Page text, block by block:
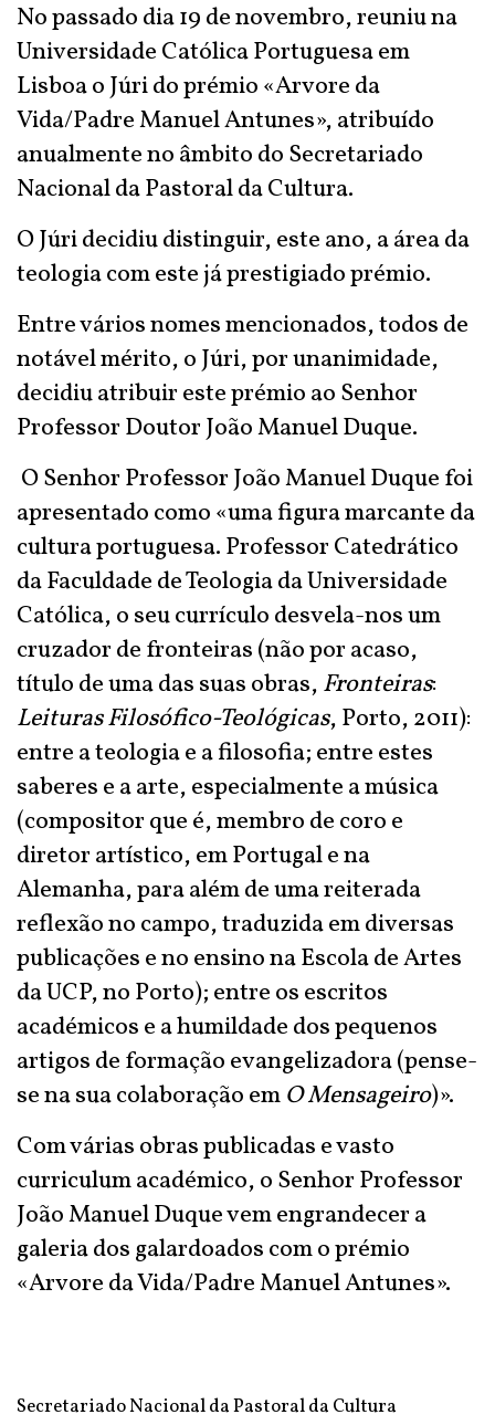
No passado dia 19 de novembro, reuniu na
Universidade Católica Portuguesa em
Lisboa o Júri do prémio «Arvore da
Vida/Padre Manuel Antunes», atribuído
anualmente no âmbito do Secretariado
Nacional da Pastoral da Cultura.
O Júri decidiu distinguir, este ano, a área da
teologia com este já prestigiado prémio.
Entre vários nomes mencionados, todos de
notável mérito, o Júri, por unanimidade,
decidiu atribuir este prémio ao Senhor
Professor Doutor João Manuel Duque.
O Senhor Professor João Manuel Duque foi
apresentado como «uma figura marcante da
cultura portuguesa. Professor Catedrático
da Faculdade de Teologia da Universidade
Católica, o seu currículo desvela-nos um
cruzador de fronteiras (não por acaso,
título de uma das suas obras,Fronteiras:
Leituras Filosófico-Teológicas, Porto, 2011):
entre a teologia e a filosofia; entre estes
saberes e a arte, especialmente a música
(compositor que é, membro de coro e
diretor artístico, em Portugal e na
Alemanha, para além de uma reiterada
reflexão no campo, traduzida em diversas
publicações e no ensino na Escola de Artes
da UCP, no Porto); entre os escritos
académicos e a humildade dos pequenos
artigos de formação evangelizadora (pense-
se na sua colaboração emO Mensageiro)».
Com várias obras publicadas e vasto
curriculum académico, o Senhor Professor
João Manuel Duque vem engrandecer a
galeria dos galardoados com o prémio
«Arvore da Vida/Padre Manuel Antunes».
Secretariado Nacional da Pastoral da Cultura